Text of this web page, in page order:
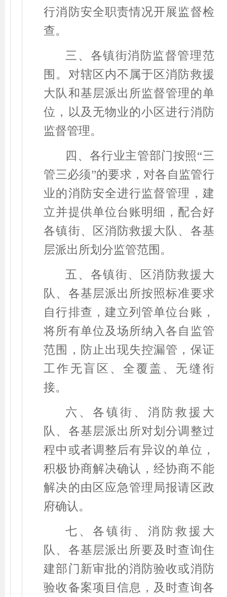
行消防安全职责情况开展监督检
查。
三、 各镇街消防监督管理范
围。对辖区内不属于区消防救援
大队和基层派出所监督管理的单
位，以及无物业的小区进行消防
监督管理。
四、 各行业主管部门按照“三
管三必须”的要求，对各自监管行
业的消防安全进行监督管理，建
立并提供单位台账明细，配合好
各镇街、区消防救援大队、各基
层派出所划分监管范围。
五、各镇街、区消防救援大
队、各基层派出所按照标准要求
自行排查，建立列管单位台账，
将所有单位及场所纳入各自监管
范围，防止出现失控漏管，保证
工作无盲区、全覆盖、无缝衔
接。
六、各镇街、消防救援大
队、各基层派出所对划分调整过
程中或者调整后有异议的单位，
积极协商解决确认，经协商不能
解决的由区应急管理局报请区政
府确认。
七、各镇街、消防救援大
队、各基层派出所要及时查询住
建部门新审批的消防验收或消防
验收备案项目信息，及时查询各